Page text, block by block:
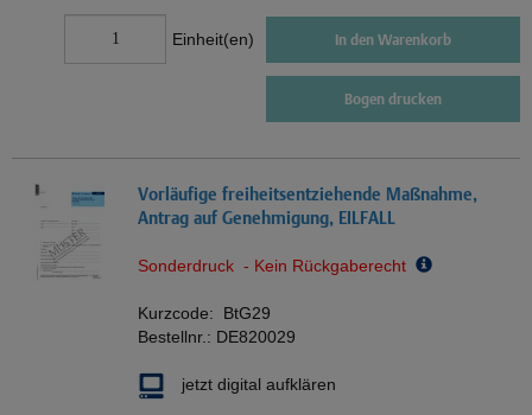
Einheit(en) In den Warenkorb
Bogen drucken
Vorläufige freiheitsentziehende Maßnahme,
Antrag auf Genehmigung, EILFALL
Sonderdruck - Kein Rückgaberecht
Kurzcode: BtG29
Bestellnr.: DE820029
jetzt digital aufklären